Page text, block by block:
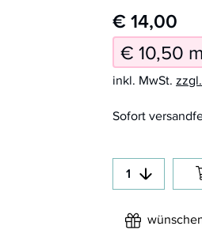
Pinsel
alle Pinsel
€ 14,00
€ 10,50
inkl. MwSt.
Sofort